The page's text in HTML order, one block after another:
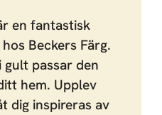
en fantastisk
Beckers Färg.
gult passar den
hem. Upplev
dig inspireras av